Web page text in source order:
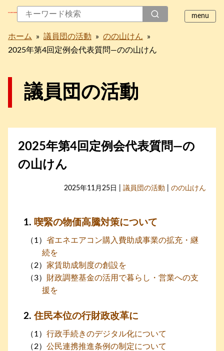
ホーム » 議員団の活動 » のの山けん
»
2025年第4回定例会代表質問―のの山けん
議員団の活動
2025年第4回定例会代表質問―の
の山けん
2025年11月25日 | 議員団の活動 のの山けん
喫緊の物価高騰対策について
省エネエアコン購入費助成事業の拡充・継
続を
家賃助成制度の創設を
財政調整基金の活用で暮らし・営業への支
援を
住民本位の行財政改革に
行政手続きのデジタル化について
公民連携推進条例の制定について